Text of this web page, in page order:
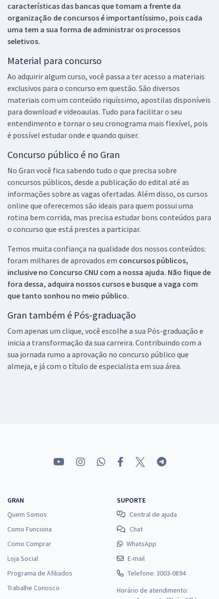
características das bancas que tomam a frente da
organização de concursos é importantíssimo, pois cada
uma tem a sua forma de administrar os processos
seletivos.
Material para concurso
Ao adquirir algum curso, você passa a ter acesso a materiais
exclusivos para o concurso em questão. São diversos
materiais com um conteúdo riquíssimo, apostilas disponíveis
para download e videoaulas. Tudo para facilitar o seu
entendimento e tornar o seu cronograma mais flexível, pois
é possível estudar onde e quando quiser.
Concurso público é no Gran
No Gran você fica sabendo tudo o que precisa sobre
concursos públicos, desde a publicação do edital até as
informações sobre as vagas ofertadas. Além disso, os cursos
online que oferecemos são ideais para quem possui uma
rotina bem corrida, mas precisa estudar bons conteúdos para
o concurso que está prestes a participar.
Temos muita confiança na qualidade dos nossos conteúdos:
foram milhares de aprovados em concursos públicos,
inclusive no Concurso CNU com a nossa ajuda. Não fique de
fora dessa, adquira nossos cursos e busque a vaga com
que tanto sonhou no meio público.
Gran também é Pós-graduação
Com apenas um clique, você escolhe a sua Pós-graduação e
inicia a transformação da sua carreira. Contribuindo com a
sua jornada rumo a aprovação no concurso público que
almeja, e já com o título de especialista em sua área.
GRAN
Quem Somos
Como Funciona
Como Comprar
Loja Social
Programa de Afiliados
Trabalhe Conosco
SUPORTE
Central de ajuda
Chat
WhatsApp
E-mail
Telefone: 3003-0894
Horário de atendimento: